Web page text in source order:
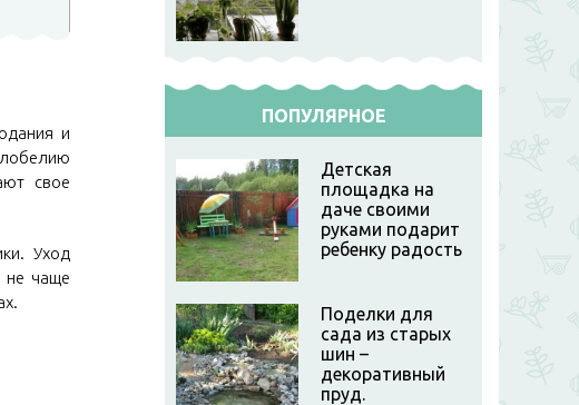
и
свое
Уход
не чаще
ПОПУЛЯРНОЕ
Детская
площадка на
даче своими
руками подарит
ребенку радость
Поделки для
сада из старых
шин –
декоративный
пруд.